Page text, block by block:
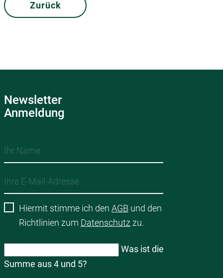
Zurück
Newsletter
Anmeldung
Hiermit stimme ich den AGB und den
Richtlinien zum Datenschutz zu.
Was ist die
Summe aus 4 und 5?